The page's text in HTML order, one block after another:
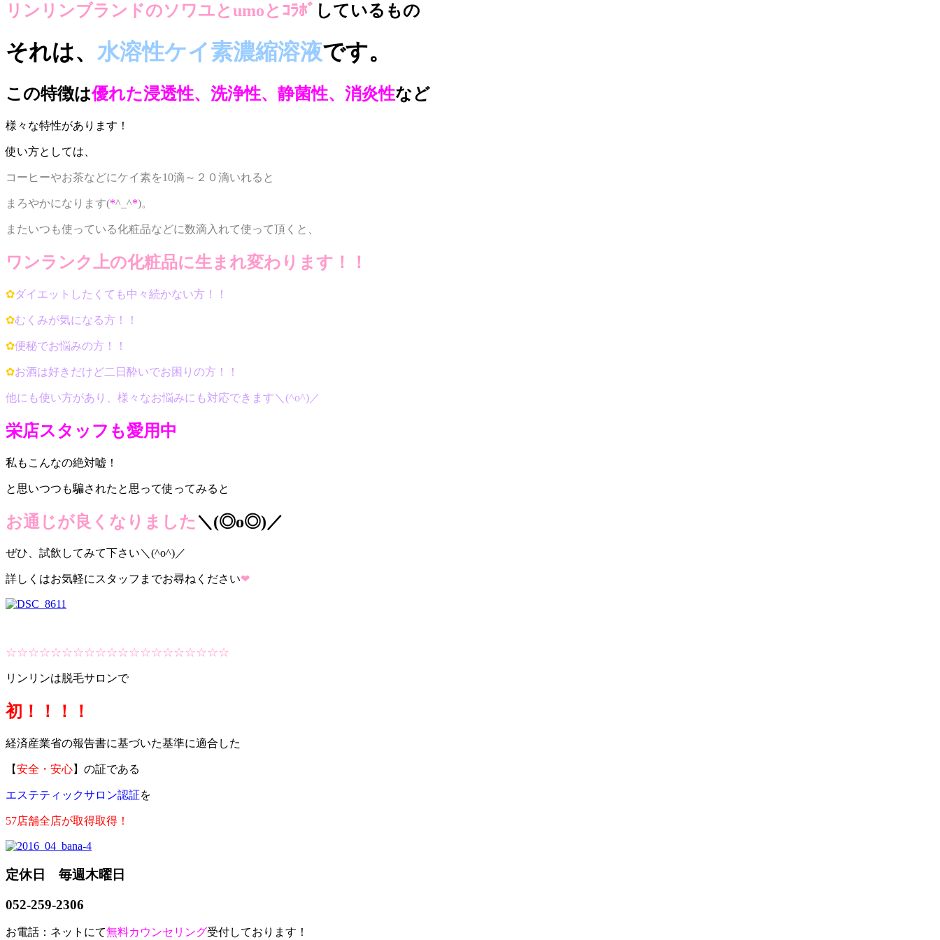
リンリンブランドのソワユとumoとｺﾗﾎﾞ しているもの
それは、 水溶性ケイ素濃縮溶液です。
この特徴は優れた浸透性、洗浄性、静菌性、消炎性など
様々な特性があります！
使い方としては、
コーヒーやお茶などにケイ素を10滴～２０滴いれると
まろやかになります(*^_^*)。
またいつも使っている化粧品などに数滴入れて使って頂くと、
ワンランク上の化粧品に生まれ変わります！！
✿ダイエットしたくても中々続かない方！！
✿むくみが気になる方！！
✿便秘でお悩みの方！！
✿お酒は好きだけど二日酔いでお困りの方！！
他にも使い方があり、様々なお悩みにも対応できます＼(^o^)／
栄店スタッフも愛用中
私もこんなの絶対嘘！
と思いつつも騙されたと思って使ってみると
お通じが良くなりました ＼(◎o◎)／
ぜひ、試飲してみて下さい＼(^o^)／
詳しくはお気軽にスタッフまでお尋ねください❤
☆☆☆☆☆☆☆☆☆☆☆☆☆☆☆☆☆☆☆☆
リンリンは脱毛サロンで
初！！！！
経済産業省の報告書に基づいた基準に適合した
【安全・安心】の証である
エステティックサロン認証を
57店舗全店が取得取得！
定休日 毎週木曜日
052-259-2306
お電話：ネットにて無料カウンセリング受付しております！